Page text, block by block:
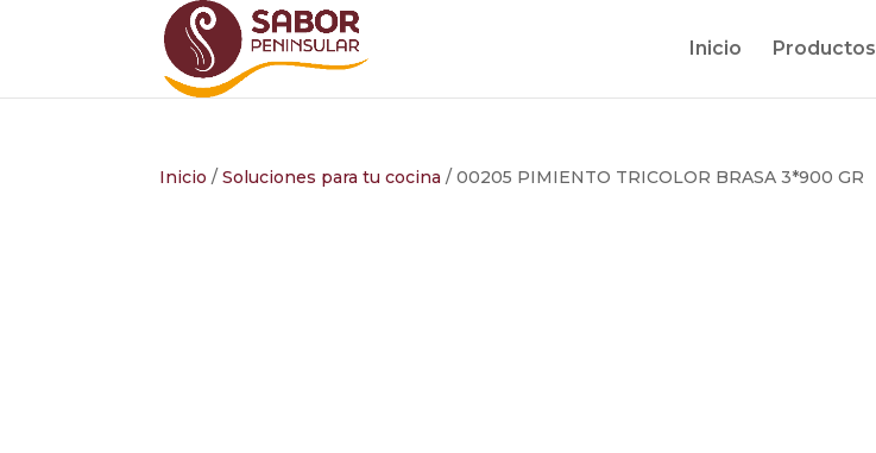
Inicio Productos
Inicio /Soluciones para tu cocina / 00205 PIMIENTO TRICOLOR BRASA 3*900 GR